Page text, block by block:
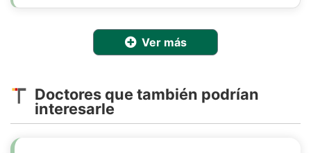
Ver más
Doctores que también podrían
interesarle